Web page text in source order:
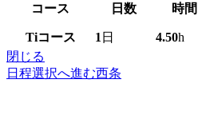
コース 日数 時間
Tiコース 1 日 4.50h
閉じる
日程選択へ進む西条